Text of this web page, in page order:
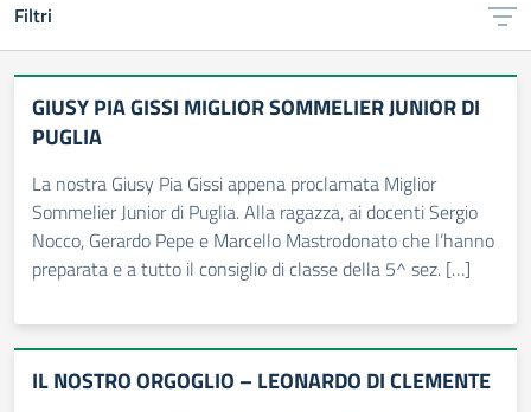
Filtri
GIUSY PIA GISSI MIGLIOR SOMMELIER JUNIOR DI
PUGLIA
La nostra Giusy Pia Gissi appena proclamata Miglior
Sommelier Junior di Puglia. Alla ragazza, ai docenti Sergio
Nocco, Gerardo Pepe e Marcello Mastrodonato che l’hanno
preparata e a tutto il consiglio di classe della 5^ sez. […]
IL NOSTRO ORGOGLIO – LEONARDO DI CLEMENTE